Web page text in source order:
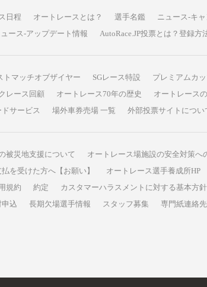
日程 オートレースとは？ 選手名鑑 ニュース-キ
ース-アップデート情報 AutoRace.JP投票とは？登録方
トマッチオブザイヤー SGレース特設 プレミアムカ
レース回顧 オートレース70年の歴史 オートレース
サービス
場外車券売場 一覧 外部投票サイトについ
被災地支援について
オートレース場施設の安全対策へ
を受けた方へ【お願い】
オートレース選手養成所HP
規約 約定 カスタマーハラスメントに対する基本方針
込
長期欠場選手情報 スタッフ募集 専門紙連絡先